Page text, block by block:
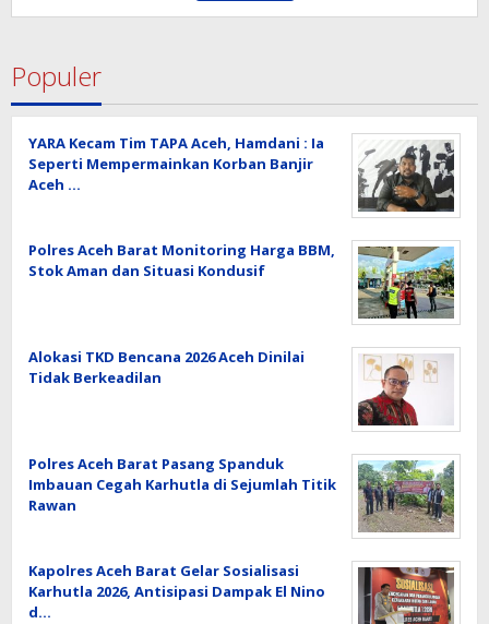
Populer
YARA Kecam Tim TAPA Aceh, Hamdani : Ia
Seperti Mempermainkan Korban Banjir
Aceh …
Polres Aceh Barat Monitoring Harga BBM,
Stok Aman dan Situasi Kondusif
Alokasi TKD Bencana 2026 Aceh Dinilai
Tidak Berkeadilan
Polres Aceh Barat Pasang Spanduk
Imbauan Cegah Karhutla di Sejumlah Titik
Rawan
Kapolres Aceh Barat Gelar Sosialisasi
Karhutla 2026, Antisipasi Dampak El Nino
d…